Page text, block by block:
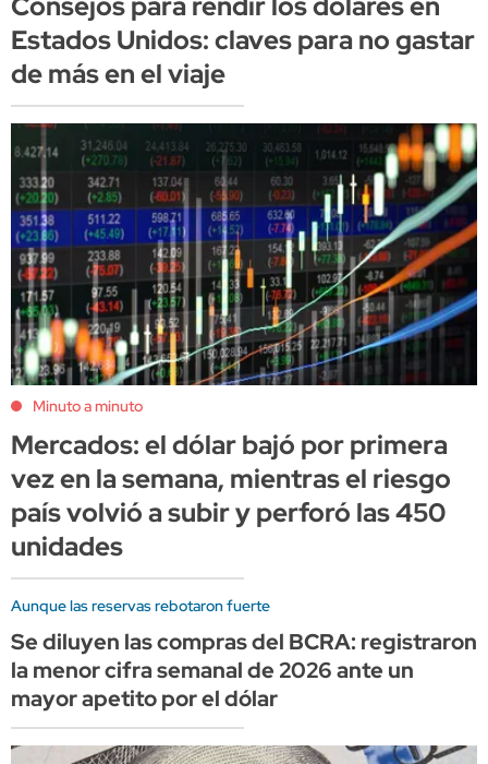
Estados Unidos: claves para no gastar
de más en el viaje
Minuto a minuto
Mercados: el dólar bajó por primera
vez en la semana, mientras el riesgo
país volvió a subir y perforó las 450
unidades
Aunque las reservas rebotaron fuerte
Se diluyen las compras del BCRA: registraron
la menor cifra semanal de 2026 ante un
mayor apetito por el dólar